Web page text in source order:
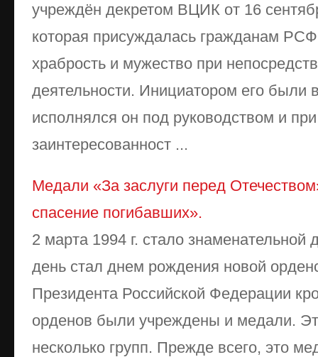
учреждён декретом ВЦИК от 16
которая присуждалась гражданам
храбрость и мужество при
деятельности. Инициатором его были
исполнялся он под руководством и
заинтересованност ...
Медали «За заслуги перед
спасение погибавших».
2 марта 1994 г. стало знаменательной
день стал днем рождения новой
Президента Российской Федерации
орденов были учреждены и медали.
несколько групп. Прежде всего, это